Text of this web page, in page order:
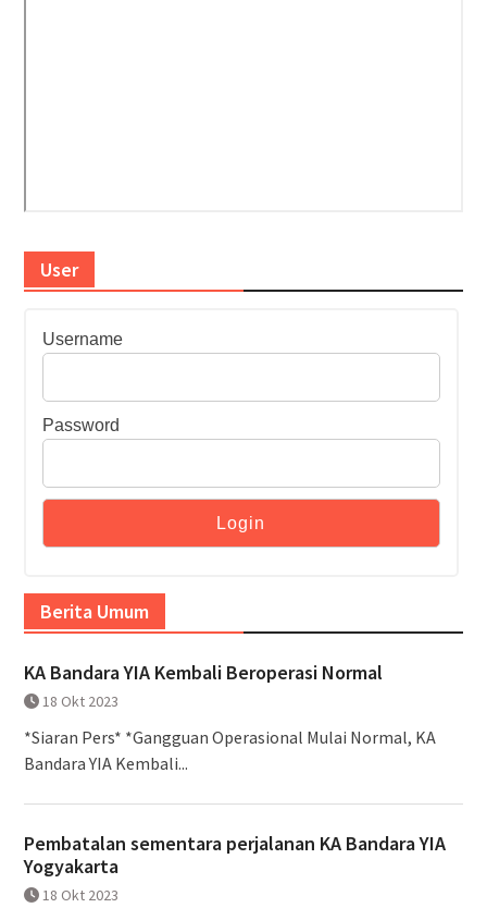
User
Username
Password
Berita Umum
KA Bandara YIA Kembali Beroperasi Normal
18 Okt 2023
*Siaran Pers* *Gangguan Operasional Mulai Normal, KA
Bandara YIA Kembali...
Pembatalan sementara perjalanan KA Bandara YIA
Yogyakarta
18 Okt 2023